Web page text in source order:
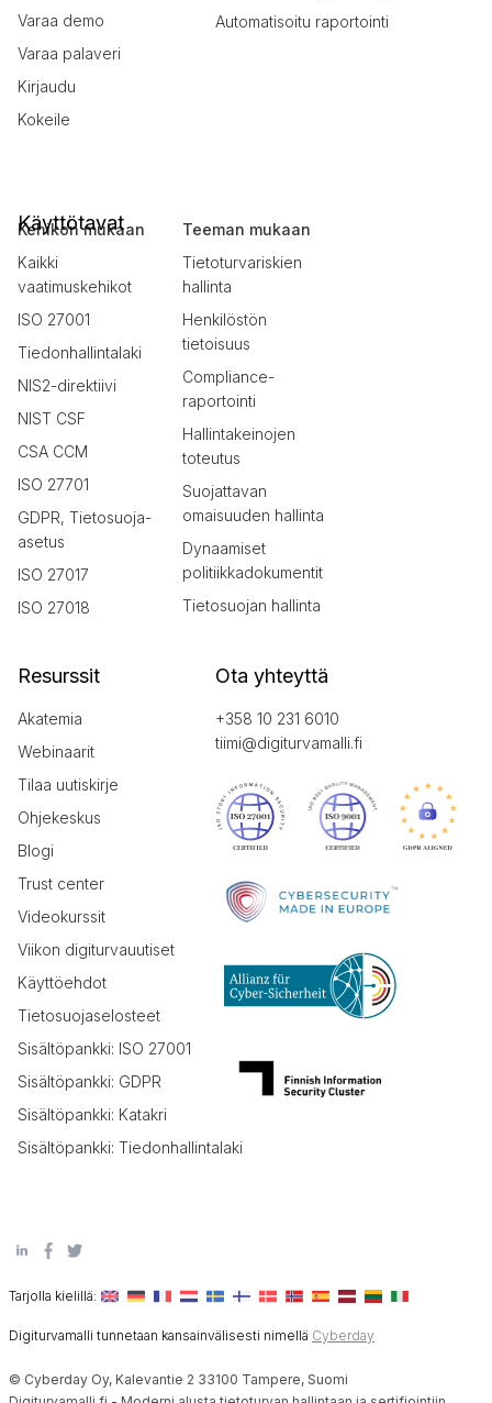
Varaa demo
Varaa palaveri
Kirjaudu
Kokeile
Automatisoitu raportointi
Käyttötavat
Kehikon mukaan
Kaikki
vaatimuskehikot
ISO 27001
Tiedonhallintalaki
NIS2-direktiivi
NIST CSF
CSA CCM
ISO 27701
GDPR, Tietosuoja-
asetus
ISO 27017
ISO 27018
Teeman mukaan
Tietoturvariskien
hallinta
Henkilöstön
tietoisuus
Compliance-
raportointi
Hallintakeinojen
toteutus
Suojattavan
omaisuuden hallinta
Dynaamiset
politiikkadokumentit
Tietosuojan hallinta
Resurssit
Akatemia
Webinaarit
Tilaa uutiskirje
Ohjekeskus
Blogi
Trust center
Videokurssit
Viikon digiturvauutiset
Käyttöehdot
Tietosuojaselosteet
Sisältöpankki: ISO 27001
Sisältöpankki: GDPR
Sisältöpankki: Katakri
Sisältöpankki: Tiedonhallintalaki
Ota yhteyttä
+358 10 231 6010
tiimi@digiturvamalli.fi
Tarjolla kielillä:
Digiturvamalli tunnetaan kansainvälisesti nimellä Cyberday
© Cyberday Oy, Kalevantie 2 33100 Tampere, Suomi